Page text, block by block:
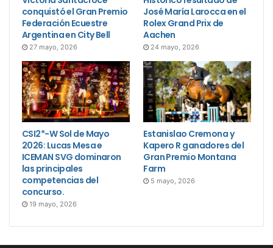
conquistó el Gran Premio
Federación Ecuestre
Argentina en City Bell
27 mayo, 2026
José María Larocca en el
Rolex Grand Prix de
Aachen
24 mayo, 2026
CSI2*-W Sol de Mayo
2026: Lucas Mesa e
ICEMAN SVG dominaron
las principales
competencias del
concurso.
19 mayo, 2026
Estanislao Cremona y
Kapero R ganadores del
Gran Premio Montana
Farm
5 mayo, 2026